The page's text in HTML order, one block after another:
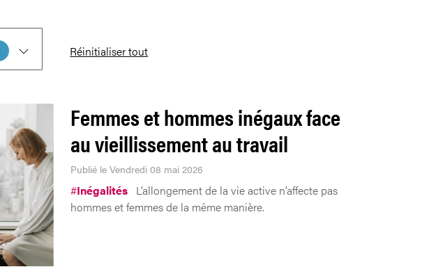
Réinitialiser tout
Femmes et hommes inégaux face
au vieillissement au travail
Publié le Vendredi 08 mai 2026
#Inégalités L’allongement de la vie active n’affecte pas
hommes et femmes de la même manière.